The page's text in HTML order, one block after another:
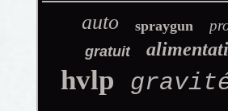
auto spraygun
gratuit
hvlp